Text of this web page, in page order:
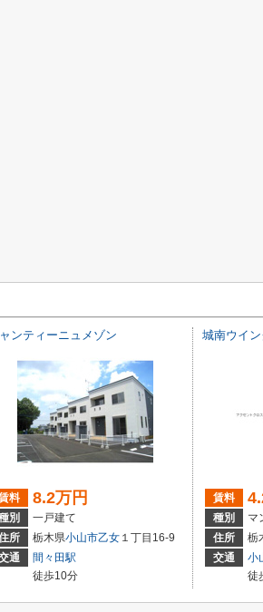
ンティーニュメゾン
料 8.2万円
別
一戸建て
所
栃木県小山市乙女 １丁目16-9
通
間々田駅
徒歩10分
城南ウイ
賃料
種別
マ
住所
栃
交通
小
徒